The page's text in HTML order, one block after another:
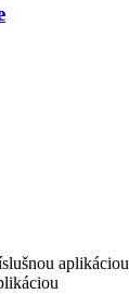
aplikáciou